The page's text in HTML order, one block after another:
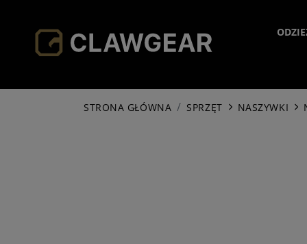
STRONA GŁÓWNA SPRZĘT NASZYWKI